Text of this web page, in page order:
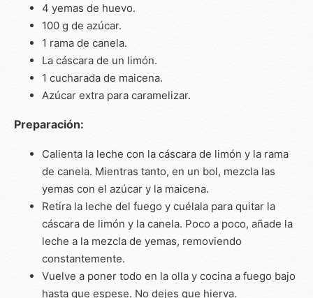
4 yemas de huevo.
100 g de azúcar.
1 rama de canela.
La cáscara de un limón.
1 cucharada de maicena.
Azúcar extra para caramelizar.
Preparación:
Calienta la leche con la cáscara de limón y la rama
de canela. Mientras tanto, en un bol, mezcla las
yemas con el azúcar y la maicena.
Retira la leche del fuego y cuélala para quitar la
cáscara de limón y la canela. Poco a poco, añade la
leche a la mezcla de yemas, removiendo
constantemente.
Vuelve a poner todo en la olla y cocina a fuego bajo
hasta que espese. No dejes que hierva.